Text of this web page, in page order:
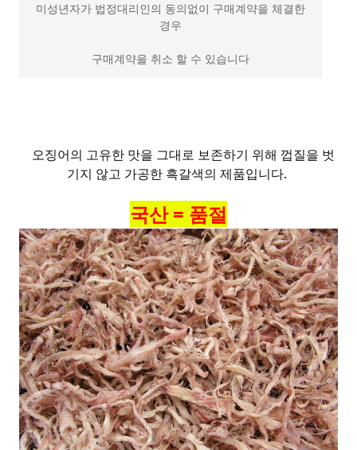
미성년자가 법정대리인의 동의없이 구매계약을 체결한
경우
구매계약을 취소 할 수 있습니다
오징어의 고유한 맛을 그대로 보존하기 위해 껍질을 벗
기지 않고 가공한 흑갈색의 제품입니다.
국산 = 품절